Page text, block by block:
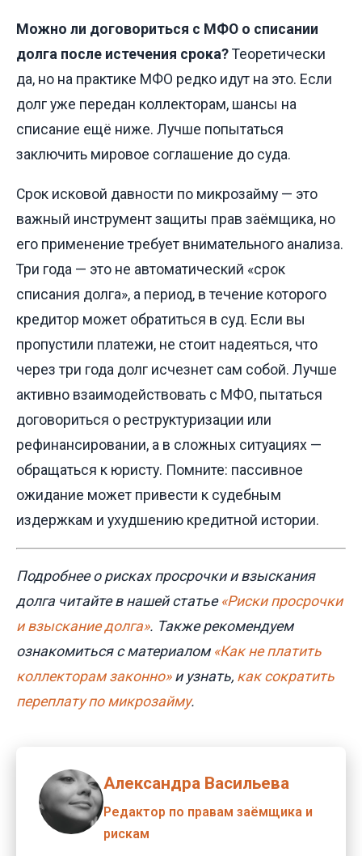
Можно ли договориться с МФО о списании
долга после истечения срока? Теоретически
да, но на практике МФО редко идут на это. Если
долг уже передан коллекторам, шансы на
списание ещё ниже. Лучше попытаться
заключить мировое соглашение до суда.
Срок исковой давности по микрозайму — это
важный инструмент защиты прав заёмщика, но
его применение требует внимательного анализа.
Три года — это не автоматический «срок
списания долга», а период, в течение которого
кредитор может обратиться в суд. Если вы
пропустили платежи, не стоит надеяться, что
через три года долг исчезнет сам собой. Лучше
активно взаимодействовать с МФО, пытаться
договориться о реструктуризации или
рефинансировании, а в сложных ситуациях —
обращаться к юристу. Помните: пассивное
ожидание может привести к судебным
издержкам и ухудшению кредитной истории.
Подробнее о рисках просрочки и взыскания
долга читайте в нашей статье «Риски просрочки
и взыскание долга». Также рекомендуем
ознакомиться с материалом «Как не платить
коллекторам законно»и узнать, как сократить
переплату по микрозайму.
Александра Васильева
Редактор по правам заёмщика и
рискам